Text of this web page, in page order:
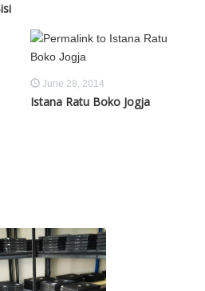
June 28, 2014
Istana Ratu Boko Jogja